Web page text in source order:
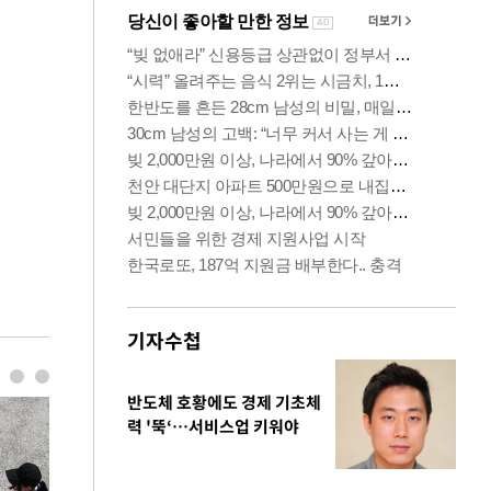
기자수첩
반도체 호황에도 경제 기초체
력 '뚝‘…서비스업 키워야